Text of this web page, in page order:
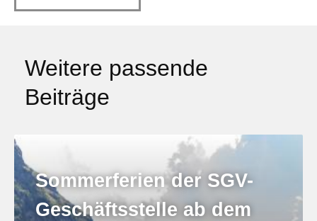
Weitere passende
Beiträge
Sommerferien der SGV-
Geschäftsstelle ab dem